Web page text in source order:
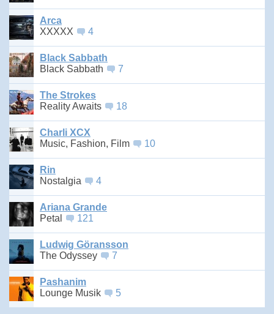
Arca
XXXXX
4
Black Sabbath
Black Sabbath
7
The Strokes
Reality Awaits
18
Charli XCX
Music, Fashion, Film
10
Rin
Nostalgia
4
Ariana Grande
Petal
121
Ludwig Göransson
The Odyssey
7
Pashanim
Lounge Musik
5